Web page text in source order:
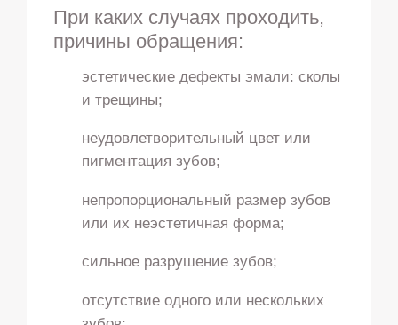
При каких случаях проходить,
причины обращения:
эстетические дефекты эмали: сколы
и трещины;
неудовлетворительный цвет или
пигментация зубов;
непропорциональный размер зубов
или их неэстетичная форма;
сильное разрушение зубов;
отсутствие одного или нескольких